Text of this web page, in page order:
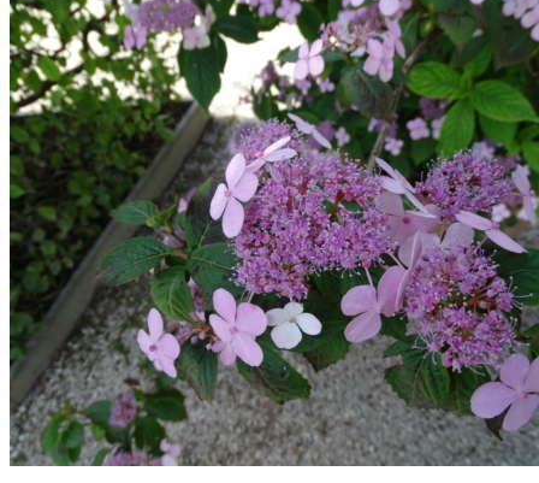
Présentation
Informations pratiques
Billetterie